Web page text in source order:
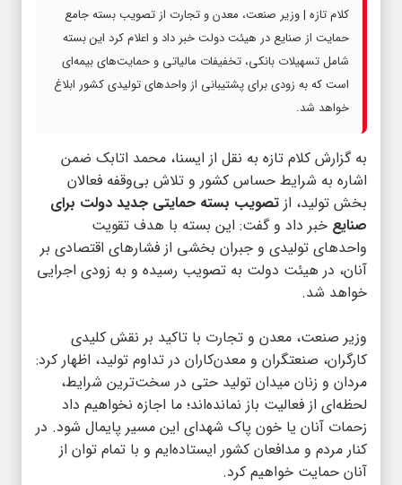
کلام تازه | وزیر صنعت، معدن و تجارت از تصویب بسته جامع
حمایت از صنایع در هیئت دولت خبر داد و اعلام کرد این بسته
شامل تسهیلات بانکی، تخفیفات مالیاتی و حمایت‌های بیمه‌ای
است که به زودی برای پشتیبانی از واحدهای تولیدی کشور ابلاغ
خواهد شد.
به گزارش کلام تازه به نقل از ایسنا، محمد اتابک ضمن
اشاره به شرایط حساس کشور و تلاش بی‌وقفه فعالان
بخش تولید، از تصویب بسته حمایتی جدید دولت برای
صنایع خبر داد و گفت: این بسته با هدف تقویت
واحدهای تولیدی و جبران بخشی از فشارهای اقتصادی بر
آنان، در هیئت دولت به تصویب رسیده و به زودی اجرایی
خواهد شد.
وزیر صنعت، معدن و تجارت با تاکید بر نقش کلیدی
کارگران، صنعتگران و معدن‌کاران در تداوم تولید، اظهار کرد:
مردان و زنان میدان تولید حتی در سخت‌ترین شرایط،
لحظه‌ای از فعالیت باز نمانده‌اند؛ ما اجازه نخواهیم داد
زحمات آنان یا خون پاک شهدای این مسیر پایمال شود. در
کنار مردم و مدافعان کشور ایستاده‌ایم و با تمام توان از
آنان حمایت خواهیم کرد.